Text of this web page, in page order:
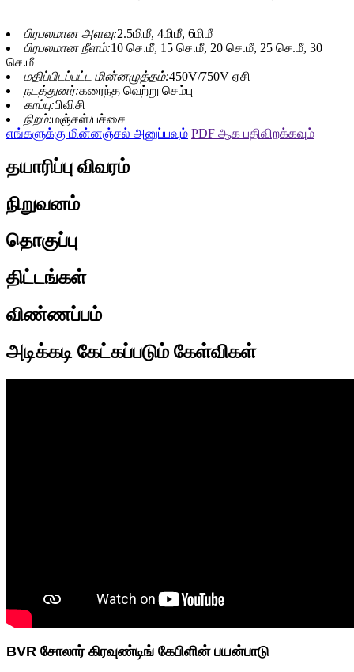
பிரபலமான அளவு:2.5மிமீ, 4மிமீ, 6மிமீ
பிரபலமான நீளம்:10 செ.மீ, 15 செ.மீ, 20 செ.மீ, 25 செ.மீ, 30
செ.மீ
மதிப்பிடப்பட்ட மின்னழுத்தம்:450V/750V ஏசி
நடத்துனர்:கரைந்த வெற்று செம்பு
காப்பு:பிவிசி
நிறம்:மஞ்சள்/பச்சை
எங்களுக்கு மின்னஞ்சல் அனுப்பவும் PDF ஆக பதிவிறக்கவும்
தயாரிப்பு விவரம்
நிறுவனம்
தொகுப்பு
திட்டங்கள்
விண்ணப்பம்
அடிக்கடி கேட்கப்படும் கேள்விகள்
BVR சோலார் கிரவுண்டிங் கேபிளின் பயன்பாடு